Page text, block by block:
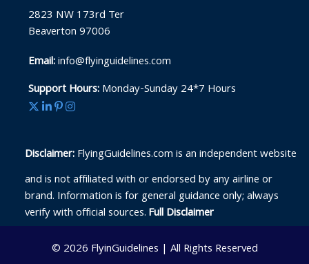
2823 NW 173rd Ter
Beaverton 97006
Email:info@flyinguidelines.com
Support Hours:Monday-Sunday 24*7 Hours
Disclaimer:FlyingGuidelines.com is an independent website
and is not affiliated with or endorsed by any airline or
brand. Information is for general guidance only; always
verify with official sources.Full Disclaimer
© 2026 FlyinGuidelines | All Rights Reserved